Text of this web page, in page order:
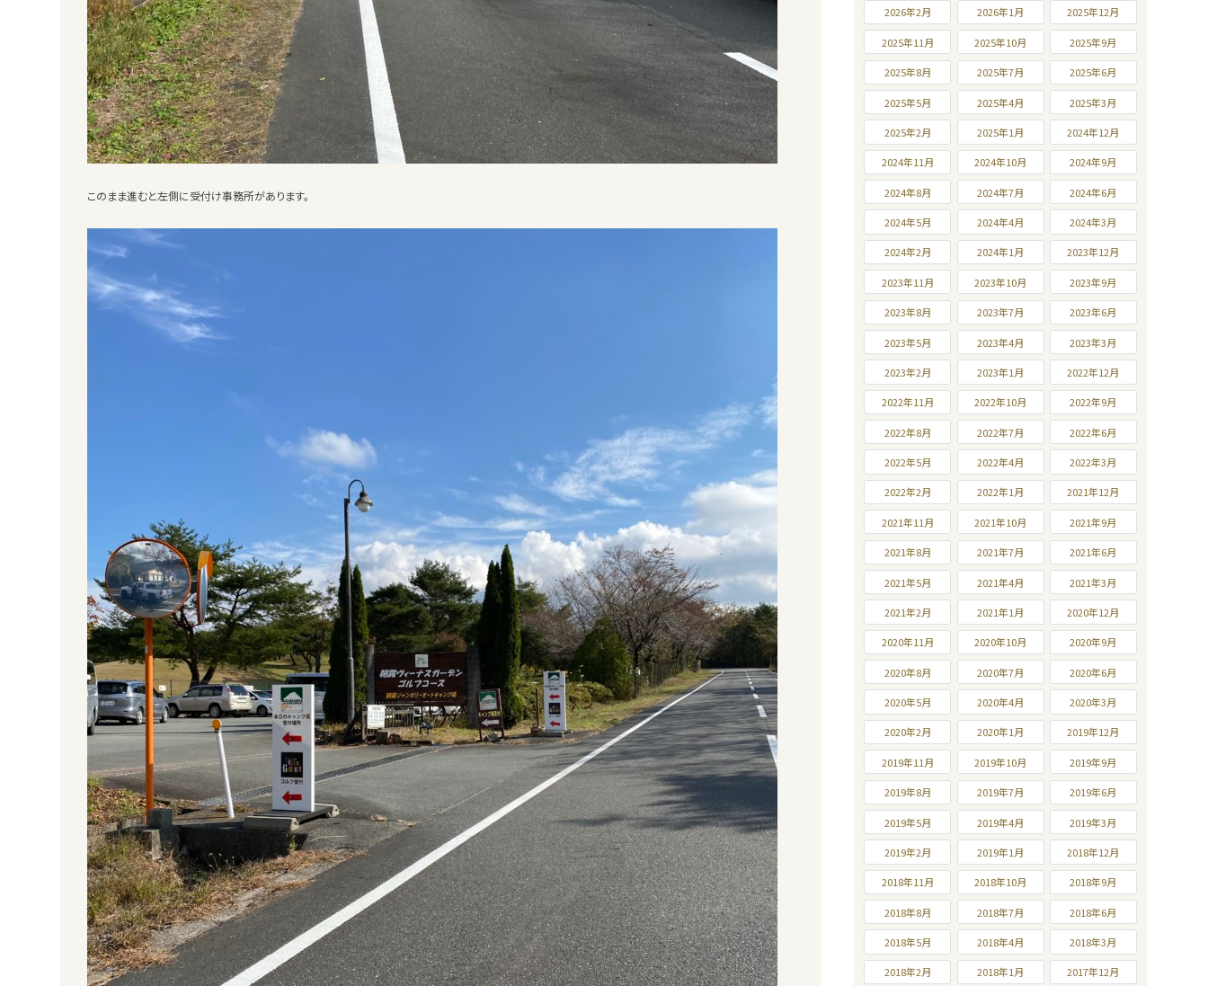
このまま進むと左側に受付け事務所があります。
2026年2月 2026年1月 2025年12月
2025年11月 2025年10月 2025年9月
2025年8月 2025年7月 2025年6月
2025年5月 2025年4月 2025年3月
2025年2月 2025年1月 2024年12月
2024年11月 2024年10月 2024年9月
2024年8月 2024年7月 2024年6月
2024年5月 2024年4月 2024年3月
2024年2月 2024年1月 2023年12月
2023年11月 2023年10月 2023年9月
2023年8月 2023年7月 2023年6月
2023年5月 2023年4月 2023年3月
2023年2月 2023年1月 2022年12月
2022年11月 2022年10月 2022年9月
2022年8月 2022年7月 2022年6月
2022年5月 2022年4月 2022年3月
2022年2月 2022年1月 2021年12月
2021年11月 2021年10月 2021年9月
2021年8月 2021年7月 2021年6月
2021年5月 2021年4月 2021年3月
2021年2月 2021年1月 2020年12月
2020年11月 2020年10月 2020年9月
2020年8月 2020年7月 2020年6月
2020年5月 2020年4月 2020年3月
2020年2月 2020年1月 2019年12月
2019年11月 2019年10月 2019年9月
2019年8月 2019年7月 2019年6月
2019年5月 2019年4月 2019年3月
2019年2月 2019年1月 2018年12月
2018年11月 2018年10月 2018年9月
2018年8月 2018年7月 2018年6月
2018年5月 2018年4月 2018年3月
2018年2月 2018年1月 2017年12月